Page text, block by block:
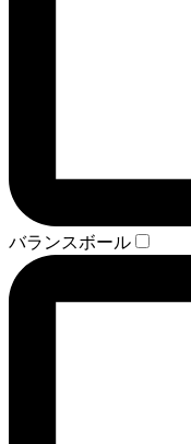
バランスボール